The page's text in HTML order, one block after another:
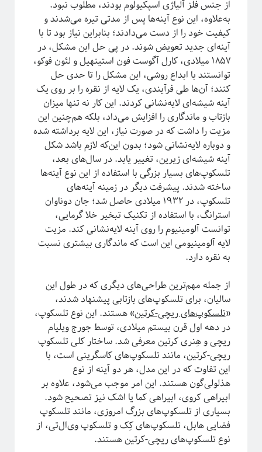
از جنس فلز آلیاژی اسپکیولوم بودند، مطلوب نبود.
به‌علاوه، این نوع آینه‌ها پس از مدتی تیره می‌شدند و
کیفیت خود را از دست می‌دادند؛ بنابراین نیاز بود تا با
آینه‌ای جدید تعویض شوند. در پی حل این مشکل،‌ در
۱۸۵۷ میلادی، کارل آگوست فون استینهیل و لئون فوکو،
توانستند با ابداع روشی، این مشکل را تا حدی حل
کنند؛ آن‌ها طی فرآیندی، یک لایه از نقره را بر روی یک
آینه شیشه‌ای لایه‌نشانی کردند. این کار نه تنها میزان
بازتاب و ماندگاری را افزایش می‌داد، بلکه هم‌چنین این
مزیت را داشت که در صورت نیاز، این لایه برداشته شده
و دوباره لایه‌نشانی شود؛ بدون این‌که لازم باشد شکل
آینه شیشه‌ای زیرین، تغییر یابد. در سال‌های بعد،
تلسکوپ‌های بسیار بزرگی با استفاده از این نوع آینه‌ها
ساخته شدند. پیشرفت دیگر در زمینه آینه‌های
تلسکوپ، در ۱۹۳۲ میلادی حاصل شد؛ جان دوناوان
استرانگ، با استفاده از تکنیک تبخیر خلا گرمایی،
توانست آلومینیوم را روی آینه لایه‌نشانی کند. مزیت
لایه آلومینیومی این است که ماندگاری بیشتری نسبت
به نقره دارد.
از جمله مهم‌ترین طراحی‌های دیگری که در طول این
سالیان، برای تلسکوپ‌های بازتابی پیشنهاد شدند،
«تلسکوپ‌های ریچی-کرتین» هستند. این نوع تلسکوپ،
در دهه اول قرن بیستم میلادی، توسط جورج ویلیام
ریچی و هِنری کرتین معرفی شد. ساختار کلی تلسکوپ
ریچی-کرتین، مانند تلسکوپ‌های کاسگرینی است، با
این تفاوت که در این مدل، هر دو آینه از نوع
هذلولی‌گون هستند. این امر موجب می‌شود، علاوه بر
ابیراهی کروی، ابیراهی کما یا اشک نیز تصحیح شود.
بسیاری از تلسکوپ‌های بزرگ امروزی، مانند تلسکوپ
فضایی هابل، تلسکوپ‌های کِک و تلسکوپ وی‌ال‌تی، از
نوع تلسکوپ‌های ریچی-کرتین هستند.